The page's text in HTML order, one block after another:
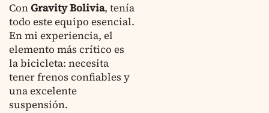
ConGravityBolivia, tenía
todo este equipo esencial.
En mi experiencia, el
elemento más crítico es
la bicicleta: necesita
tener frenos confiables y
una excelente
suspensión.